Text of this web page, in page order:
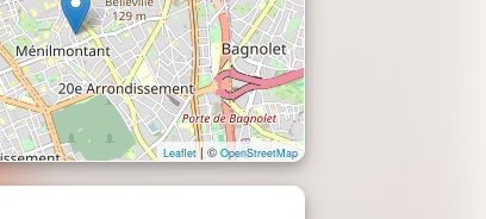
Leaflet| © OpenStreetMap